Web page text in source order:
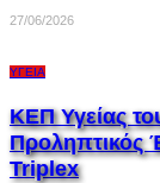
27/06/2026
ΥΓΕΊΑ
ΚΕΠ Υγείας
Προληπτικός
Triplex